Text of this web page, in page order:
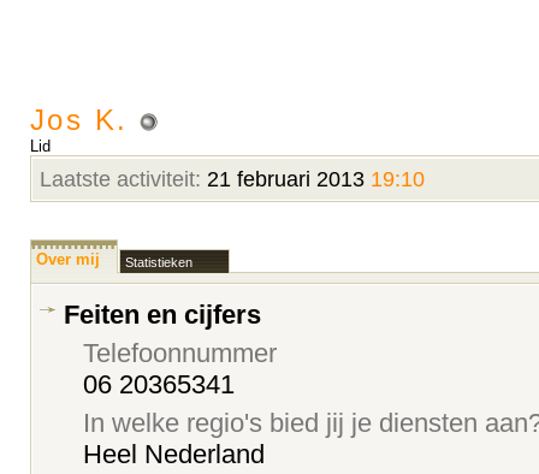
Jos K.
Lid
Laatste activiteit: 21 februari 2013 19:10
Over mij Statistieken
Feiten en cijfers
Telefoonnummer
06 20365341
In welke regio's bied jij je diensten
Heel Nederland